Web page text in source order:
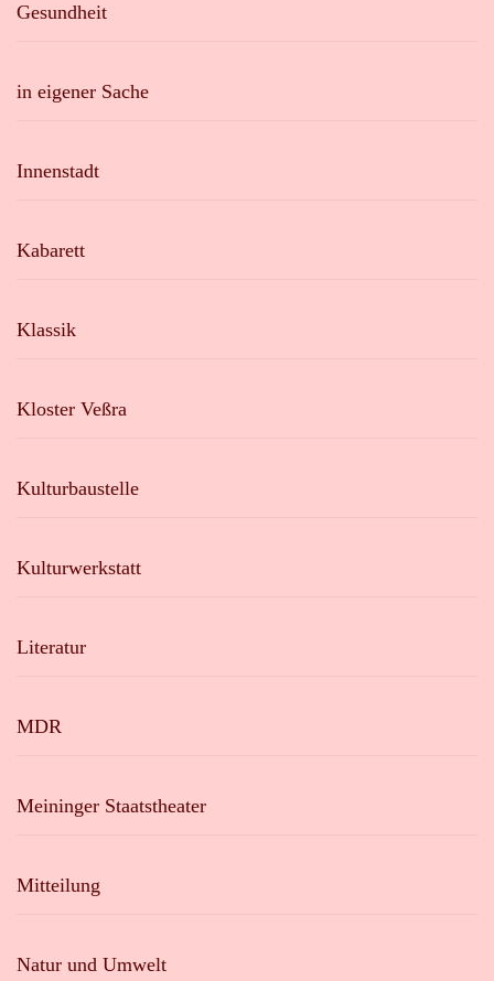
Gesundheit
in eigener Sache
Innenstadt
Kabarett
Klassik
Kloster Veßra
Kulturbaustelle
Kulturwerkstatt
Literatur
MDR
Meininger Staatstheater
Mitteilung
Natur und Umwelt